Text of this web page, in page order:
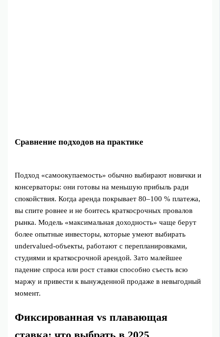
Сравнение подходов на практике
Подход «самоокупаемость» обычно выбирают новички и
консерваторы: они готовы на меньшую прибыль ради
спокойствия. Когда аренда покрывает 80–100 % платежа,
вы спите ровнее и не боитесь краткосрочных провалов
рынка. Модель «максимальная доходность» чаще берут
более опытные инвесторы, которые умеют выбирать
undervalued-объекты, работают с перепланировками,
студиями и краткосрочной арендой. Зато малейшее
падение спроса или рост ставки способно съесть всю
маржу и привести к вынужденной продаже в невыгодный
момент.
Фиксированная vs плавающая